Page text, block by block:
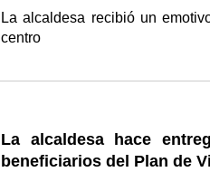
La alcaldesa recibió un
centro
La alcaldesa hace
beneficiarios del Plan de